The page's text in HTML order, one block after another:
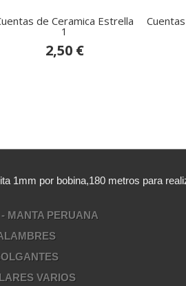
de Ceramica Estrella
1
2,50 €
1mm por bobina,180 metros para
MANTA PERUANA
VARIOS